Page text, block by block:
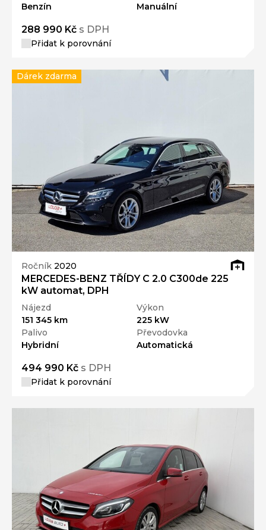
Benzín
Manuální
288 990 Kč s DPH
Přidat k porovnání
Ročník 2020
MERCEDES-BENZ TŘÍDY C 2.0 C300de 225
kW automat, DPH
Nájezd
151 345 km
Výkon
225 kW
Palivo
Hybridní
Převodovka
Automatická
494 990 Kč s DPH
Přidat k porovnání
Dárek zdarma